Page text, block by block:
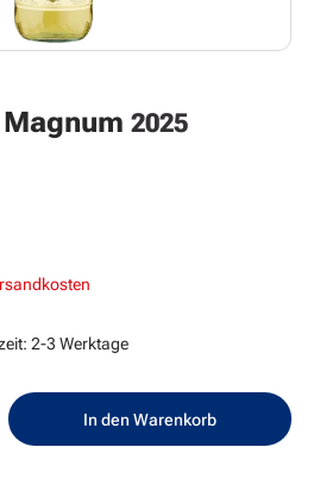
2025
2-3 Werktage
den gewünschten
In den Warenkorb